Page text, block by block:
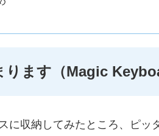
ます（Magic
に収納してみたところ、ピッ